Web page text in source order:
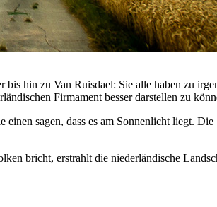
hin zu Van Ruisdael: Sie alle haben zu
Firmament besser darstellen zu
sagen, dass es am Sonnenlicht liegt.
bricht, erstrahlt die niederländische